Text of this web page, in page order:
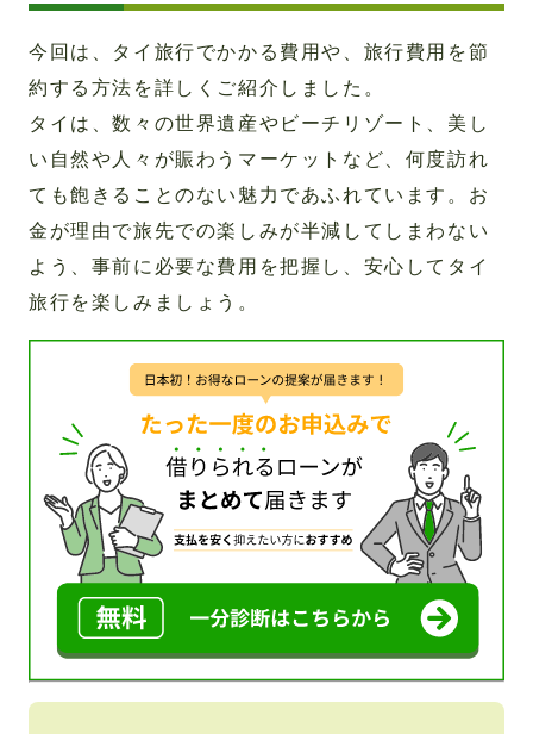
今回は、タイ旅行でかかる費用や、旅行費用を節
約する方法を詳しくご紹介しました。
タイは、数々の世界遺産やビーチリゾート、美し
い自然や人々が賑わうマーケットなど、何度訪れ
ても飽きることのない魅力であふれています。お
金が理由で旅先での楽しみが半減してしまわない
よう、事前に必要な費用を把握し、安心してタイ
旅行を楽しみましょう。